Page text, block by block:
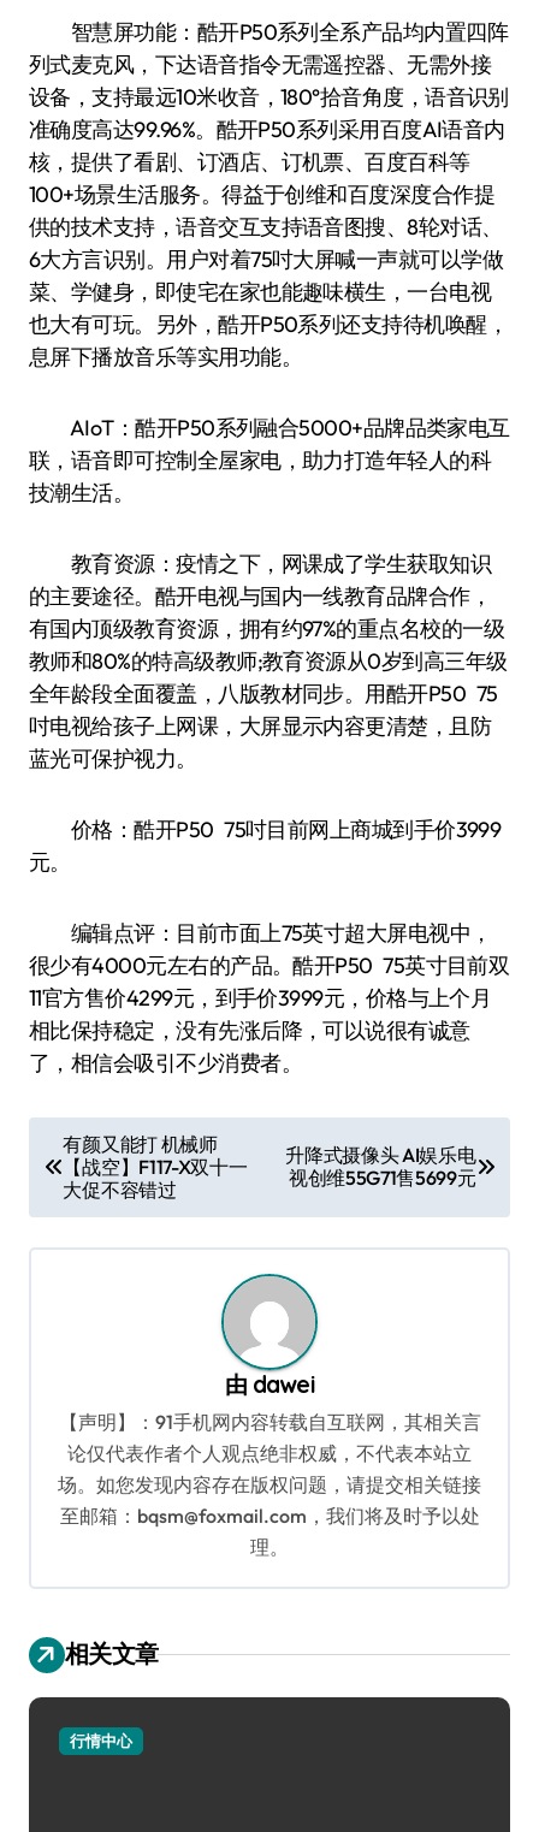
智慧屏功能：酷开P50系列全系产品均内置四阵
列式麦克风，下达语音指令无需遥控器、无需外接
设备，支持最远10米收音，180°拾音角度，语音识别
准确度高达99.96%。酷开P50系列采用百度AI语音内
核，提供了看剧、订酒店、订机票、百度百科等
100+场景生活服务。得益于创维和百度深度合作提
供的技术支持，语音交互支持语音图搜、8轮对话、
6大方言识别。用户对着75吋大屏喊一声就可以学做
菜、学健身，即使宅在家也能趣味横生，一台电视
也大有可玩。另外，酷开P50系列还支持待机唤醒，
息屏下播放音乐等实用功能。
AIoT：酷开P50系列融合5000+品牌品类家电互
联，语音即可控制全屋家电，助力打造年轻人的科
技潮生活。
教育资源：疫情之下，网课成了学生获取知识
的主要途径。酷开电视与国内一线教育品牌合作，
有国内顶级教育资源，拥有约97%的重点名校的一级
教师和80%的特高级教师;教育资源从0岁到高三年级
全年龄段全面覆盖，八版教材同步。用酷开P50 75
吋电视给孩子上网课，大屏显示内容更清楚，且防
蓝光可保护视力。
价格：酷开P50 75吋目前网上商城到手价3999
元。
编辑点评：目前市面上75英寸超大屏电视中，
很少有4000元左右的产品。酷开P50 75英寸目前双
11官方售价4299元，到手价3999元，价格与上个月
相比保持稳定，没有先涨后降，可以说很有诚意
了，相信会吸引不少消费者。
章
导
航
有颜又能打 机械师
【战空】F117-X双十一
大促不容错过
升降式摄像头 AI娱乐电
视创维55G71售5699元
由 dawei
【声明】：91手机网内容转载自互联网，其相关言
论仅代表作者个人观点绝非权威，不代表本站立
场。如您发现内容存在版权问题，请提交相关链接
至邮箱：bqsm@foxmail.com，我们将及时予以处
理。
相关文章
行情中心